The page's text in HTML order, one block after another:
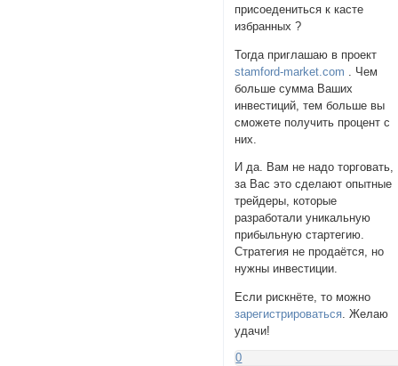
присоедениться к касте
избранных ?
Тогда приглашаю в проект
stamford-market.com . Чем
больше сумма Ваших
инвестиций, тем больше вы
сможете получить процент с
них.
И да. Вам не надо торговать,
за Вас это сделают опытные
трейдеры, которые
разработали уникальную
прибыльную стартегию.
Стратегия не продаётся, но
нужны инвестиции.
Если рискнёте, то можно
зарегистрироваться. Желаю
удачи!
0